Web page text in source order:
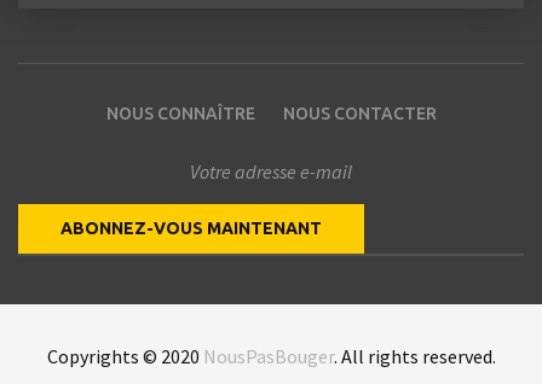
NOUS CONNAÎTRE NOUS CONTACTER
Copyrights © 2020 NousPasBouger. All rights reserved.